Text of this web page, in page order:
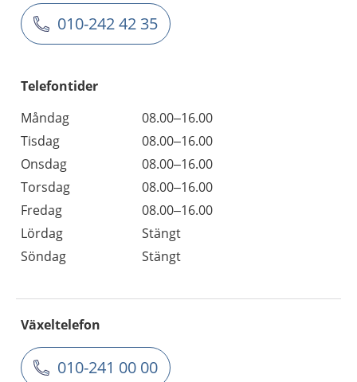
010-242 42 35
Telefontider
Måndag
08.00–16.00
Tisdag
08.00–16.00
Onsdag
08.00–16.00
Torsdag
08.00–16.00
Fredag
08.00–16.00
Lördag
Stängt
Söndag
Stängt
Växeltelefon
010-241 00 00